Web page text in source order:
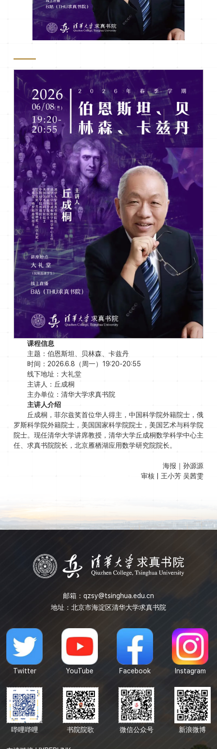
课程信息
主题：伯恩斯坦、贝林森、卡兹丹
时间：2026.6.8（周一）19:20-20:55
线下地址：大礼堂
主讲人：丘成桐
主办单位：清华大学求真书院
主讲人介绍
丘成桐，菲尔兹奖首位华人得主，中国科学院外籍院士，俄
罗斯科学院外籍院士，美国国家科学院院士，美国艺术与科学院
院士。现任清华大学讲席教授，清华大学丘成桐数学科学中心主
任、求真书院院长，北京雁栖湖应用数学研究院院长。
海报｜孙源源
审核 | 王小芳 吴茜雯
邮箱： qzsy@tsinghua.edu.cn
地址：北京市海淀区清华大学求真书院
Twitter YouTube Facebook Instagram
哔哩哔哩 书院院歌 微信公众号 新浪微博